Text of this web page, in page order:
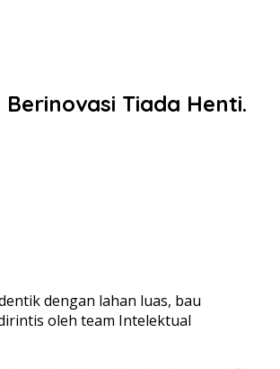
Tiada Henti.
dengan lahan luas, bau
oleh team Intelektual